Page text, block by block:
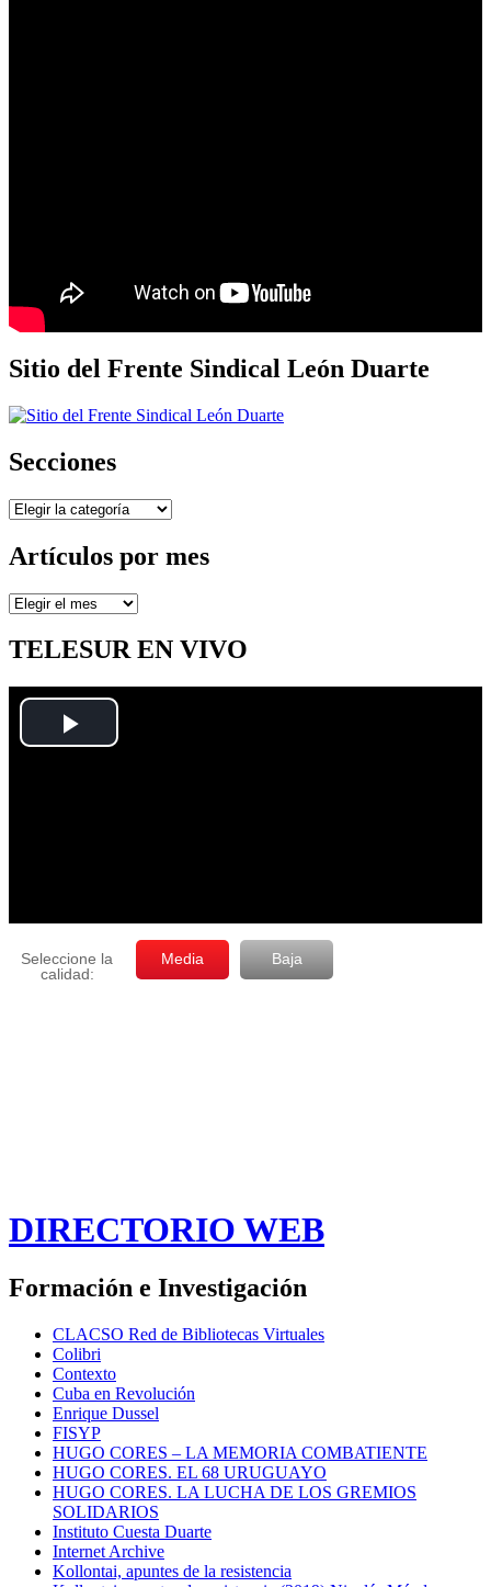
Sitio del Frente Sindical León Duarte
Secciones
Secciones
Artículos por mes
Artículos
mes
TELESUR EN VIVO
DIRECTORIO WEB
Formación e Investigación
CLACSO Red de Bibliotecas Virtuales
Colibri
Contexto
Cuba en Revolución
Enrique Dussel
FISYP
HUGO CORES – LA MEMORIA COMBATIENTE
HUGO CORES. EL 68 URUGUAYO
HUGO CORES. LA LUCHA DE LOS GREMIOS
SOLIDARIOS
Instituto Cuesta Duarte
Internet Archive
Kollontai, apuntes de la resistencia